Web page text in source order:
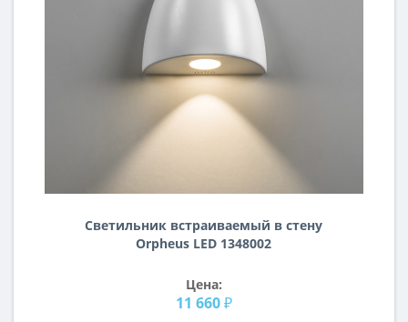
Светильник встраиваемый в стену
Orpheus LED 1348002
Цена:
11 660 ₽